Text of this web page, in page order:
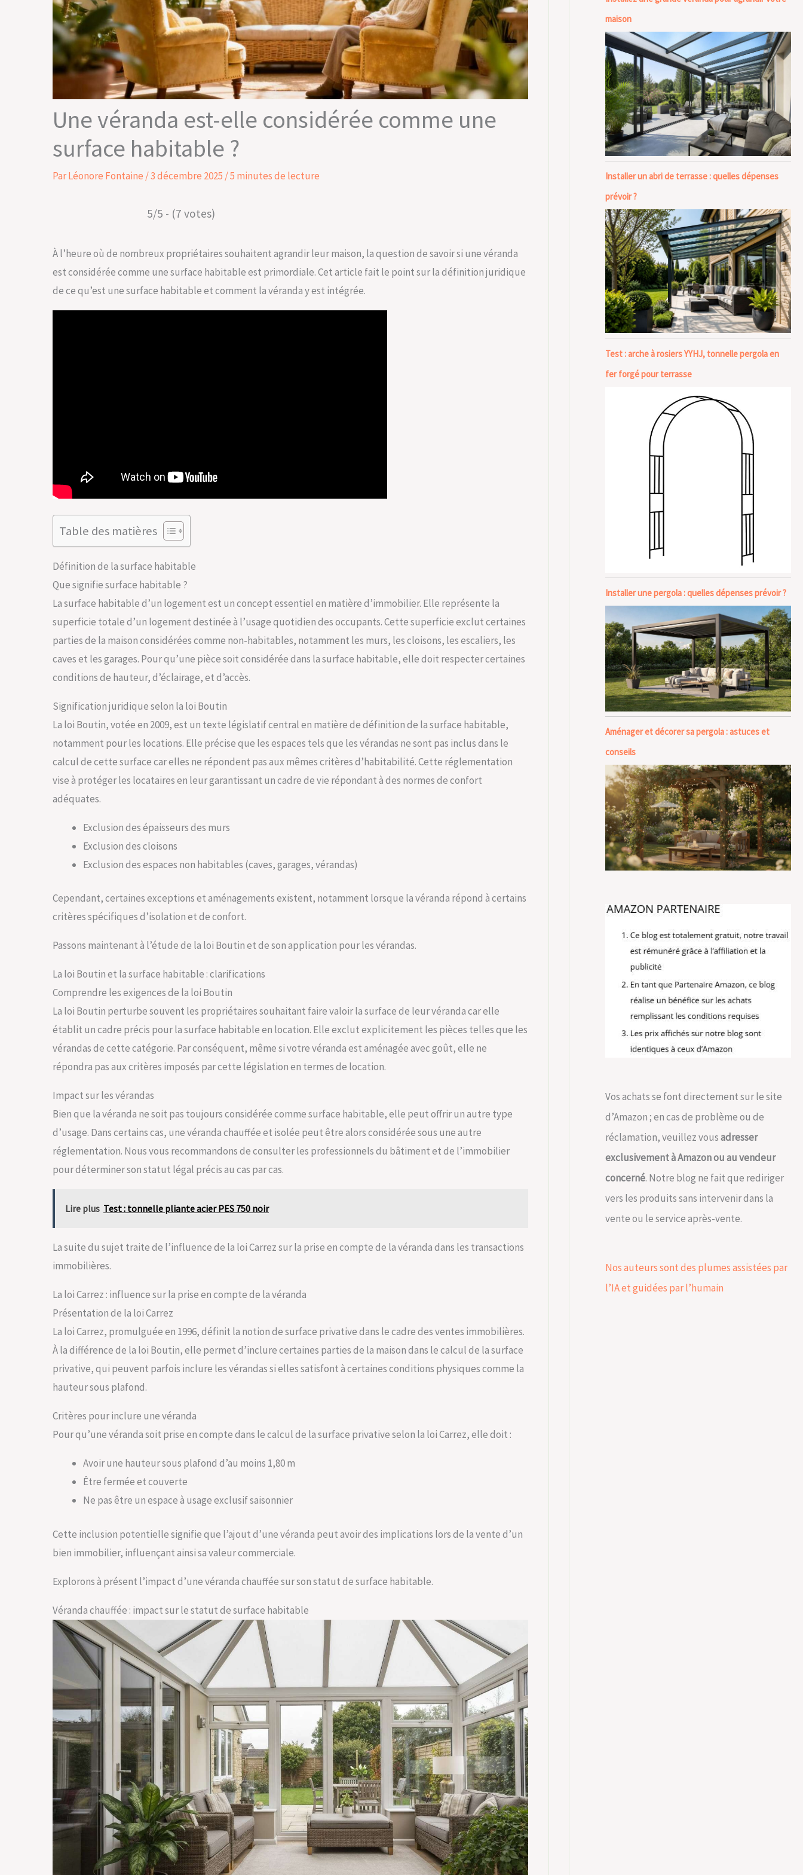
Une véranda est-elle considérée comme une
surface habitable ?
ParLéonore Fontaine /3 décembre 2025 /5 minutes de lecture
5/5 - (7 votes)
À l’heure où de nombreux propriétaires souhaitent agrandir leur maison, la question de savoir si une véranda
est considérée comme une surface habitable est primordiale. Cet article fait le point sur la définition juridique
de ce qu’est une surface habitable et comment la véranda y est intégrée.
Table des matières
Définition de la surface habitable
Que signifie surface habitable ?
La surface habitable d’un logement est un concept essentiel en matière d’immobilier. Elle représente la
superficie totale d’un logement destinée à l’usage quotidien des occupants. Cette superficie exclut certaines
parties de la maison considérées comme non-habitables, notamment les murs, les cloisons, les escaliers, les
caves et les garages. Pour qu’une pièce soit considérée dans la surface habitable, elle doit respecter certaines
conditions de hauteur, d’éclairage, et d’accès.
Signification juridique selon la loi Boutin
La loi Boutin, votée en 2009, est un texte législatif central en matière de définition de la surface habitable,
notamment pour les locations. Elle précise que les espaces tels que les vérandas ne sont pas inclus dans le
calcul de cette surface car elles ne répondent pas aux mêmes critères d’habitabilité. Cette réglementation
vise à protéger les locataires en leur garantissant un cadre de vie répondant à des normes de confort
adéquates.
Exclusion des épaisseurs des murs
Exclusion des cloisons
Exclusion des espaces non habitables (caves, garages, vérandas)
Cependant, certaines exceptions et aménagements existent, notamment lorsque la véranda répond à certains
critères spécifiques d’isolation et de confort.
Passons maintenant à l’étude de la loi Boutin et de son application pour les vérandas.
La loi Boutin et la surface habitable : clarifications
Comprendre les exigences de la loi Boutin
La loi Boutin perturbe souvent les propriétaires souhaitant faire valoir la surface de leur véranda car elle
établit un cadre précis pour la surface habitable en location. Elle exclut explicitement les pièces telles que les
vérandas de cette catégorie. Par conséquent, même si votre véranda est aménagée avec goût, elle ne
répondra pas aux critères imposés par cette législation en termes de location.
Impact sur les vérandas
Bien que la véranda ne soit pas toujours considérée comme surface habitable, elle peut offrir un autre type
d’usage. Dans certains cas, une véranda chauffée et isolée peut être alors considérée sous une autre
réglementation. Nous vous recommandons de consulter les professionnels du bâtiment et de l’immobilier
pour déterminer son statut légal précis au cas par cas.
Lire plus Test : tonnelle pliante acier PES 750 noir
La suite du sujet traite de l’influence de la loi Carrez sur la prise en compte de la véranda dans les transactions
immobilières.
La loi Carrez : influence sur la prise en compte de la véranda
Présentation de la loi Carrez
La loi Carrez, promulguée en 1996, définit la notion de surface privative dans le cadre des ventes immobilières.
À la différence de la loi Boutin, elle permet d’inclure certaines parties de la maison dans le calcul de la surface
privative, qui peuvent parfois inclure les vérandas si elles satisfont à certaines conditions physiques comme la
hauteur sous plafond.
Critères pour inclure une véranda
Pour qu’une véranda soit prise en compte dans le calcul de la surface privative selon la loi Carrez, elle doit :
Avoir une hauteur sous plafond d’au moins 1,80 m
Être fermée et couverte
Ne pas être un espace à usage exclusif saisonnier
Cette inclusion potentielle signifie que l’ajout d’une véranda peut avoir des implications lors de la vente d’un
bien immobilier, influençant ainsi sa valeur commerciale.
Explorons à présent l’impact d’une véranda chauffée sur son statut de surface habitable.
Véranda chauffée : impact sur le statut de surface habitable
maison
Installer un abri de terrasse : quelles dépenses
prévoir ?
Test : arche à rosiers YYHJ, tonnelle pergola en
fer forgé pour terrasse
Installer une pergola : quelles dépenses prévoir ?
Aménager et décorer sa pergola : astuces et
conseils
Vos achats se font directement sur le site
d’Amazon ; en cas de problème ou de
réclamation, veuillez vousadresser
exclusivement à Amazon ou au vendeur
concerné. Notre blog ne fait que rediriger
vers les produits sans intervenir dans la
vente ou le service après-vente.
Nos auteurs sont des plumes assistées par
l’IA et guidées par l’humain